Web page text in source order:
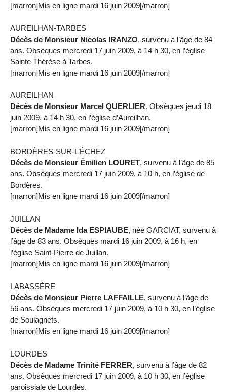
[marron]Mis en ligne mardi 16 juin 2009[/marron]
AUREILHAN-TARBES
Décès de Monsieur Nicolas IRANZO, survenu à l’âge de 84
ans. Obsèques mercredi 17 juin 2009, à 14 h 30, en l’église
Sainte Thérèse à Tarbes.
[marron]Mis en ligne mardi 16 juin 2009[/marron]
AUREILHAN
Décès de Monsieur Marcel QUERLIER. Obsèques jeudi 18
juin 2009, à 14 h 30, en l’église d’Aureilhan.
[marron]Mis en ligne mardi 16 juin 2009[/marron]
BORDÈRES-SUR-L’ÉCHEZ
Décès de Monsieur Émilien LOURET, survenu à l’âge de 85
ans. Obsèques mercredi 17 juin 2009, à 10 h, en l’église de
Bordères.
[marron]Mis en ligne mardi 16 juin 2009[/marron]
JUILLAN
Décès de Madame Ida ESPIAUBE, née GARCIAT, survenu à
l’âge de 83 ans. Obsèques mardi 16 juin 2009, à 16 h, en
l’église Saint-Pierre de Juillan.
[marron]Mis en ligne mardi 16 juin 2009[/marron]
LABASSÈRE
Décès de Monsieur Pierre LAFFAILLE, survenu à l’âge de
56 ans. Obsèques mercredi 17 juin 2009, à 10 h 30, en l’église
de Soulagnets.
[marron]Mis en ligne mardi 16 juin 2009[/marron]
LOURDES
Décès de Madame Trinité FERRER, survenu à l’âge de 82
ans. Obsèques mercredi 17 juin 2009, à 10 h 30, en l’église
paroissiale de Lourdes.